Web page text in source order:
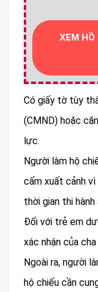
XEM HỒ
Có giấy tờ tùy
(CMND) hoặc
lực.
Người làm hộ
cấm xuất cảnh
thời gian thi
Đối với trẻ em
xác nhận của
Ngoài ra, người
hộ chiếu cần